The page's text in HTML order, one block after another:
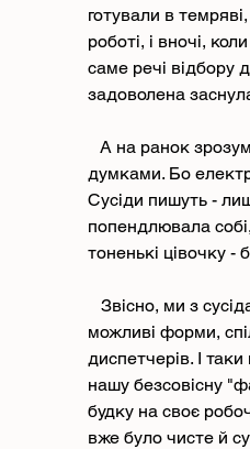
готували в
роботі, і вночі,
саме речі відбору
задоволена
думками. Бо
Сусіди пишуть -
попендлювала
тоненькі цівочку
можливі форми,
диспетчерів. І
нашу безсовісну
будку на своє
вже було чисте й